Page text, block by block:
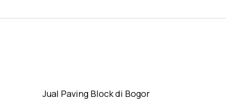
Jual Paving Block di Bogor